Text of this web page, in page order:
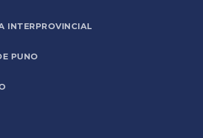
INTERPROVINCIAL
PUNO